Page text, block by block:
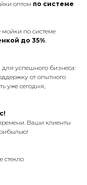
оптом по системе
мойки по системе
до 35%.
успешного бизнеса:
от опытного
уже сегодня,
Ваши клиенты
стекло